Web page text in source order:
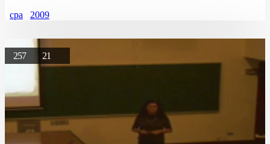
cpa 2009
257 21